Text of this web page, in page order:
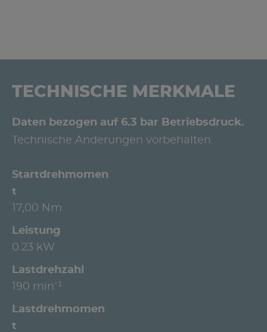
TECHNISCHE MERKMALE
Daten bezogen auf 6.3 bar Betriebsdruck.
Technische Änderungen vorbehalten.
Startdrehmomen
t
17,00 Nm
Leistung
0.23 kW
Lastdrehzahl
190 min⁻¹
Lastdrehmomen
t